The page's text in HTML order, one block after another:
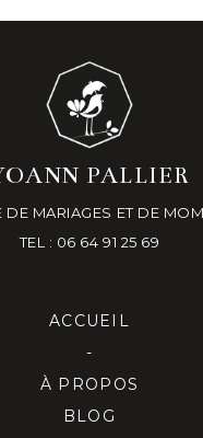
PALLIER
DE MARIAGES ET DE
TEL : 06 64 91 25 69
ACCUEIL
-
À PROPOS
BLOG